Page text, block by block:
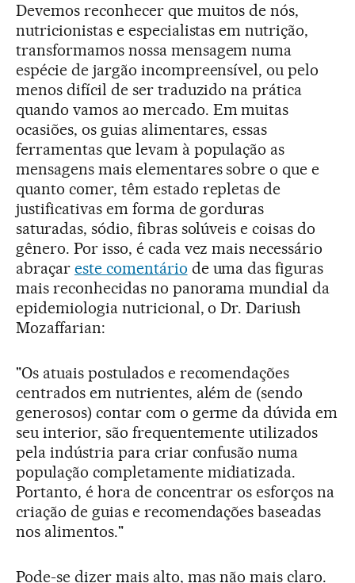
Devemos reconhecer que muitos de nós,
nutricionistas e especialistas em nutrição,
transformamos nossa mensagem numa
espécie de jargão incompreensível, ou pelo
menos difícil de ser traduzido na prática
quando vamos ao mercado. Em muitas
ocasiões, os guias alimentares, essas
ferramentas que levam à população as
mensagens mais elementares sobre o que e
quanto comer, têm estado repletas de
justificativas em forma de gorduras
saturadas, sódio, fibras solúveis e coisas do
gênero. Por isso, é cada vez mais necessário
abraçar este comentário de uma das figuras
mais reconhecidas no panorama mundial da
epidemiologia nutricional, o Dr. Dariush
Mozaffarian:
"Os atuais postulados e recomendações
centrados em nutrientes, além de (sendo
generosos) contar com o germe da dúvida em
seu interior, são frequentemente utilizados
pela indústria para criar confusão numa
população completamente midiatizada.
Portanto, é hora de concentrar os esforços na
criação de guias e recomendações baseadas
nos alimentos."
Pode-se dizer mais alto, mas não mais claro.